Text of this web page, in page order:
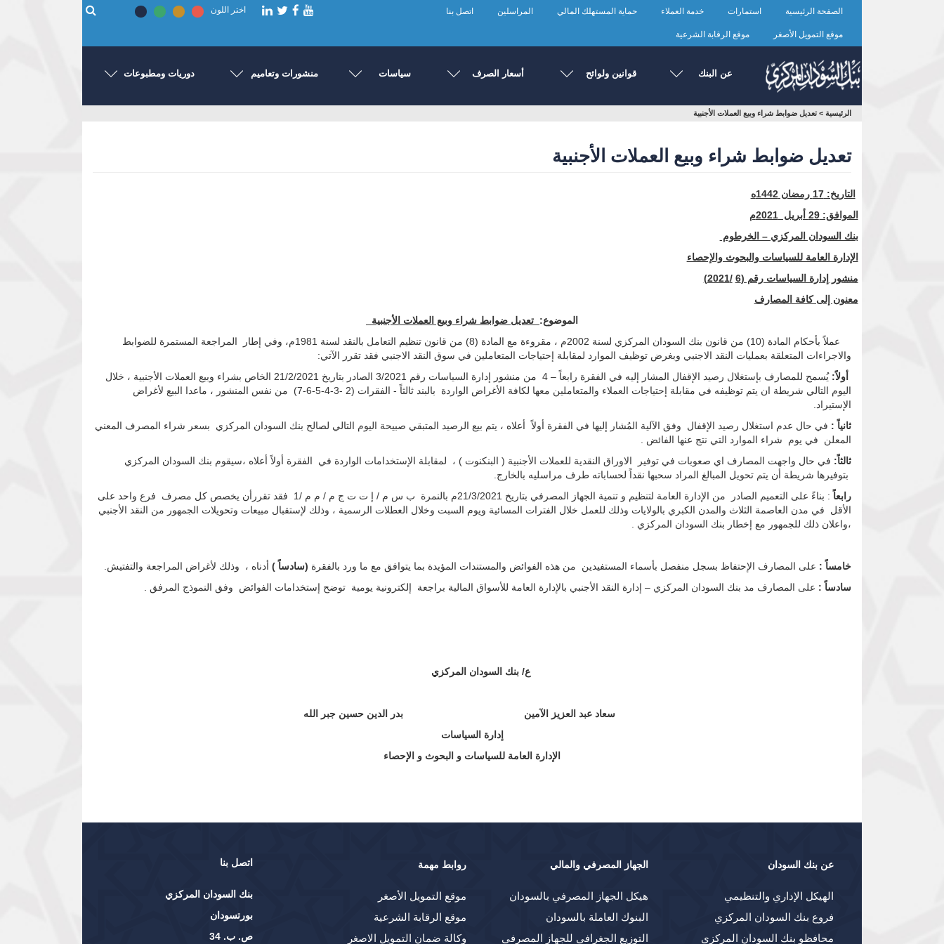
الصفحة الرئيسية استمارات خدمة العملاء حماية المستهلك المالي المراسلين اتصل بنا
موقع التمويل الأصغر موقع الرقابة الشرعية
اختر اللون
عن البنك قوانين ولوائح أسعار الصرف سياسات منشورات وتعاميم دوريات ومطبوعات
أنت
الرئيسية > تعديل ضوابط شراء وبيع العملات الأجنبية
تعديل ضوابط شراء وبيع العملات الأجنبية
التاريخ:17 رمضان 1442ه
الموافق: 29 أبريل 2021م
بنك السودان المركزي – الخرطوم
الإدارة العامة للسياسات والبحوث والإحصاء
منشور إدارة السياسات رقم (6
/2021)
معنون إلى كافة المصارف
الموضوع: تعديل ضوابط شراء وبيع العملات الأجنبية
عملاً بأحكام المادة (10) من قانون بنك السودان المركزي لسنة 2002م ، مقروءة مع المادة (8) من قانون تنظيم التعامل بالنقد لسنة 1981م، وفي إطار المراجعة المستمرة للضوابط
والاجراءات المتعلقة بعمليات النقد الاجنبي وبغرض توظيف الموارد لمقابلة إحتياجات المتعاملين في سوق النقد الاجنبي فقد تقرر الآتي:
أولاً:
يُسمح للمصارف بإستغلال رصيد الإقفال المشار إليه في الفقرة رابعاً – 4 من منشور إدارة السياسات رقم 3/2021 الصادر بتاريخ 21/2/2021 الخاص بشراء وبيع العملات الأجنبية ، خلال
اليوم التالي شريطة ان يتم توظيفه في مقابلة إحتياجات العملاء والمتعاملين معها لكافة الأغراض الواردة بالبند ثالثاً - الفقرات (2 -3-4-5-6-7) من نفس المنشور ، ماعدا البيع لأغراض
الإستيراد.
ثانياً : في حال عدم استغلال رصيد الإقفال وفق الآلية المُشار إليها في الفقرة أولاً أعلاه ، يتم بيع الرصيد المتبقي صبيحة اليوم التالي لصالح بنك السودان المركزي بسعر شراء المصرف المعني
المعلن في يوم شراء الموارد التي نتج عنها الفائض .
ثالثاً: في حال واجهت المصارف اي صعوبات في توفير الاوراق النقدية للعملات الأجنبية ( البنكنوت ) ، لمقابلة الإستخدامات الواردة في الفقرة أولاً أعلاه ،سيقوم بنك السودان المركزي
بتوفيرها شريطة أن يتم تحويل المبالغ المراد سحبها نقداً لحساباته طرف مراسليه بالخارج.
رابعاً
: بناءً على التعميم الصادر من الإدارة العامة لتنظيم و تنمية الجهاز المصرفي بتاريخ 21/3/2021م بالنمرة ب س م / إ ت ت ج م / م م /1 فقد تقررأن يخصص كل مصرف فرع واحد على
الأقل في مدن العاصمة الثلاث والمدن الكبري بالولايات وذلك للعمل خلال الفترات المسائية ويوم السبت وخلال العطلات الرسمية ، وذلك لإستقبال مبيعات وتحويلات الجمهور من النقد الأجنبي
،واعلان ذلك للجمهور مع إخطار بنك السودان المركزي .
خامساً : على المصارف الإحتفاظ بسجل منفصل بأسماء المستفيدين من هذه الفوائض والمستندات المؤيدة بما يتوافق مع ما ورد بالفقرة (سادساً ) أدناه ، وذلك لأغراض المراجعة والتفتيش.
سادساً : على المصارف مد بنك السودان المركزي – إدارة النقد الأجنبي بالإدارة العامة للأسواق المالية براجعة إلكترونية يومية توضح إستخدامات الفوائض وفق النموذج المرفق .
ع/ بنك السودان المركزي
سعاد عبد العزيز الآمين بدر الدين حسين جبر الله
إدارة السياسات
الإدارة العامة للسياسات و البحوث و الإحصاء
اتصل بنا
بنك السودان المركزي
بورتسودان
ص. ب. 34
عن بنك السودان
الهيكل الإداري والتنظيمي
فروع بنك السودان المركزي
محافظو بنك السودان المركزي
الجهاز المصرفي والمالي
هيكل الجهاز المصرفي بالسودان
البنوك العاملة بالسودان
التوزيع الجغرافي للجهاز المصرفي
روابط مهمة
موقع التمويل الأصغر
موقع الرقابة الشرعية
وكالة ضمان التمويل الاصغر